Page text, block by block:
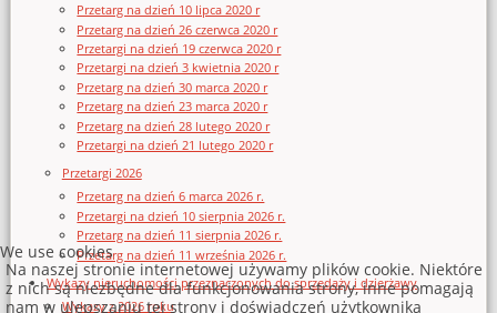
Przetarg na dzień 10 lipca 2020 r
Przetarg na dzień 26 czerwca 2020 r
Przetargi na dzień 19 czerwca 2020 r
Przetargi na dzień 3 kwietnia 2020 r
Przetarg na dzień 30 marca 2020 r
Przetarg na dzień 23 marca 2020 r
Przetarg na dzień 28 lutego 2020 r
Przetargi na dzień 21 lutego 2020 r
Przetargi 2026
Przetarg na dzień 6 marca 2026 r.
Przetargi na dzień 10 sierpnia 2026 r.
Przetarg na dzień 11 sierpnia 2026 r.
Przetarg na dzień 11 września 2026 r.
Wykazy nieruchomości przeznaczonych do sprzedaży i dzierżawy
Wykazy z 2026 roku
We use cookies
Na naszej stronie internetowej używamy plików cookie. Niektóre
z nich są niezbędne dla funkcjonowania strony, inne pomagają
nam w ulepszaniu tej strony i doświadczeń użytkownika